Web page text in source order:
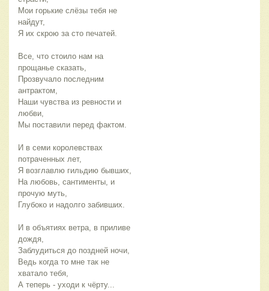
Мои горькие слёзы тебя не
найдут,
Я их скрою за сто печатей.
Все, что стоило нам на
прощанье сказать,
Прозвучало последним
антрактом,
Наши чувства из ревности и
любви,
Мы поставили перед фактом.
И в семи королевствах
потраченных лет,
Я возглавлю гильдию бывших,
На любовь, сантименты, и
прочую муть,
Глубоко и надолго забивших.
И в объятиях ветра, в приливе
дождя,
Заблудиться до поздней ночи,
Ведь когда то мне так не
хватало тебя,
А теперь - уходи к чёрту...